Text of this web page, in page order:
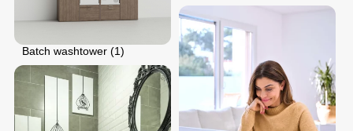
Batch washtower (1)